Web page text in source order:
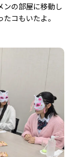
の部屋に移動し
たコもいたよ。